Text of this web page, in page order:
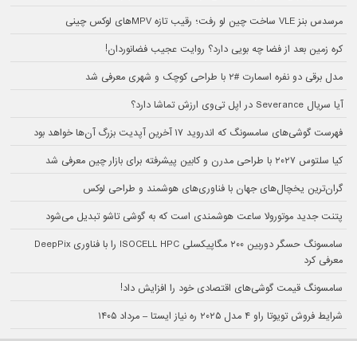
مرسدس بنز VLE ساخت چین لو رفت؛ رقیب تازه MPVهای لوکس چینی
کره زمین بعد از فضا چه بویی دارد؟ روایت عجیب فضانوردان!
مدل برقی دو نفره اسمارت #۲ با طراحی کوچک و شهری معرفی شد
آیا سریال Severance در اپل تی‌وی ارزش تماشا دارد؟
فهرست گوشی‌های سامسونگ که اندروید ۱۷ آخرین آپدیت بزرگ آن‌ها خواهد بود
کیا سلتوس ۲۰۲۷ با طراحی مدرن و کابین پیشرفته برای بازار چین معرفی شد
گران‌ترین یخچال‌های جهان با فناوری‌های هوشمند و طراحی لوکس
پتنت جدید موتورولا ساعت هوشمندی است که به گوشی تاشو تبدیل می‌شود
سامسونگ حسگر دوربین ۲۰۰ مگاپیکسلی ISOCELL HPC را با فناوری DeepPix
معرفی کرد
سامسونگ قیمت گوشی‌های اقتصادی خود را افزایش داد!
شرایط فروش تویوتا راو ۴ مدل ۲۰۲۵ ره نیاز ایستا – مرداد ۱۴۰۵